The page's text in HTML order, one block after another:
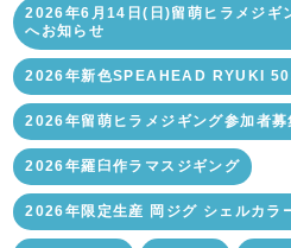
2026年6月14日(日)留萌ヒラメジギ
へお知らせ
2026年新色SPEAHEAD RYUKI
2026年留萌ヒラメジギング参加者募
2026年羅臼作ラマスジギング
2026年限定生産 岡ジグ シェルカラ